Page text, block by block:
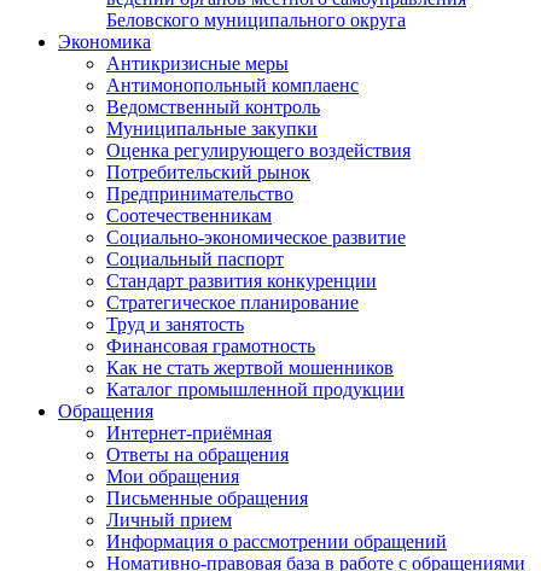
Беловского муниципального округа
Экономика
Антикризисные меры
Антимонопольный комплаенс
Ведомственный контроль
Муниципальные закупки
Оценка регулирующего воздействия
Потребительский рынок
Предпринимательство
Соотечественникам
Социально-экономическое развитие
Социальный паспорт
Стандарт развития конкуренции
Стратегическое планирование
Труд и занятость
Финансовая грамотность
Как не стать жертвой мошенников
Каталог промышленной продукции
Обращения
Интернет-приёмная
Ответы на обращения
Мои обращения
Письменные обращения
Личный прием
Информация о рассмотрении обращений
Номативно-правовая база в работе с обращениями